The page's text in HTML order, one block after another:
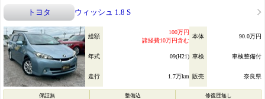
トヨタ ウィッシュ 1.8 S
総額
100万円
諸経費10万円含む
本体 90.0万円
年式 09(H21) 車検 車検整備付
走行 1.7万km 販売 奈良県
保証無 整備込 修復歴無し